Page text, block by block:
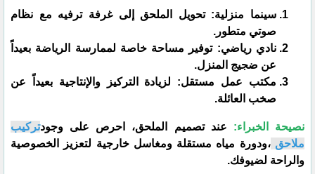
​سينما منزلية: تحويل الملحق إلى غرفة ترفيه مع نظام
صوتي متطور.
​نادي رياضي: توفير مساحة خاصة لممارسة الرياضة بعيداً
عن ضجيج المنزل.
​مكتب عمل مستقل: لزيادة التركيز والإنتاجية بعيداً عن
صخب العائلة.
​نصيحة الخبراء: عند تصميم الملحق، احرص على وجودتركيب
ملاحق،ودورة مياه مستقلة ومغاسل خارجية لتعزيز الخصوصية
والراحة لضيوفك.